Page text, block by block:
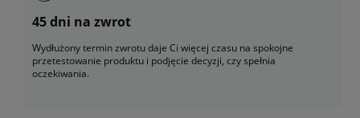
45 dni na zwrot
Wydłużony termin zwrotu daje Ci więcej czasu na spokojne
przetestowanie produktu i podjęcie decyzji, czy spełnia
oczekiwania.